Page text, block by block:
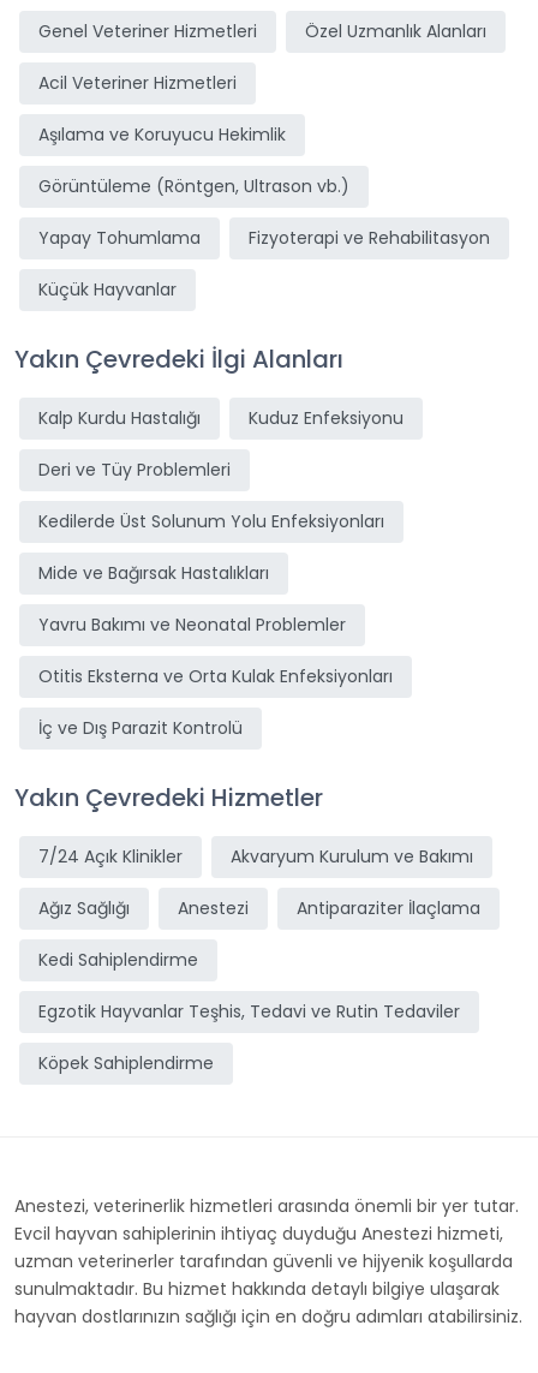
Genel Veteriner Hizmetleri Özel Uzmanlık Alanları
Acil Veteriner Hizmetleri
Aşılama ve Koruyucu Hekimlik
Görüntüleme (Röntgen, Ultrason vb.)
Yapay Tohumlama Fizyoterapi ve Rehabilitasyon
Küçük Hayvanlar
Yakın Çevredeki İlgi Alanları
Kalp Kurdu Hastalığı Kuduz Enfeksiyonu
Deri ve Tüy Problemleri
Kedilerde Üst Solunum Yolu Enfeksiyonları
Mide ve Bağırsak Hastalıkları
Yavru Bakımı ve Neonatal Problemler
Otitis Eksterna ve Orta Kulak Enfeksiyonları
İç ve Dış Parazit Kontrolü
Yakın Çevredeki Hizmetler
7/24 Açık Klinikler Akvaryum Kurulum ve Bakımı
Ağız Sağlığı Anestezi Antiparaziter İlaçlama
Kedi Sahiplendirme
Egzotik Hayvanlar Teşhis, Tedavi ve Rutin Tedaviler
Köpek Sahiplendirme
Anestezi, veterinerlik hizmetleri arasında önemli bir yer tutar.
Evcil hayvan sahiplerinin ihtiyaç duyduğu Anestezi hizmeti,
uzman veterinerler tarafından güvenli ve hijyenik koşullarda
sunulmaktadır. Bu hizmet hakkında detaylı bilgiye ulaşarak
hayvan dostlarınızın sağlığı için en doğru adımları atabilirsiniz.